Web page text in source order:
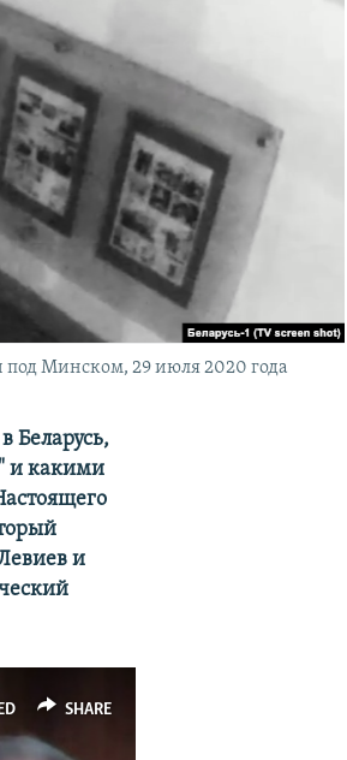
под Минском, 29 июля 2020 года
Беларусь,
и какими
и
SHARE